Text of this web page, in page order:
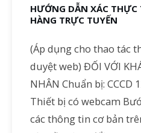
HƯỚNG DẪN XÁC THỰC
HÀNG TRỰC TUYẾN
(Áp dụng cho thao tác
duyệt web) ĐỐI VỚI
NHÂN Chuẩn bị: CCCD
Thiết bị có webcam
các thông tin cơ bản